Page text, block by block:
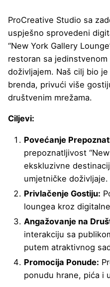
ProCreative Studio sa
uspješno sprovedeni
“New York Gallery
restoran sa
doživljajem. Naš cilj bio
brenda, privući više
društvenim mrežama.
Ciljevi:
Povećanje
prepoznatljivost
ekskluzivne
umjetničke doživljaje.
Privlačenje Gostiju:
loungea kroz
Angažovanje na
interakciju sa
putem atraktivnog
Promocija Ponude:
ponudu hrane, pića i